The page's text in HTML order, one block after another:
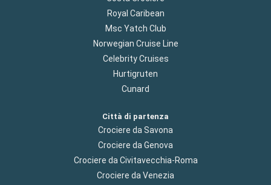
Royal Caribean
Msc Yatch Club
Norwegian Cruise Line
Celebrity Cruises
Hurtigruten
Cunard
Città di partenza
Crociere da Savona
Crociere da Genova
Crociere da Civitavecchia-Roma
Crociere da Venezia